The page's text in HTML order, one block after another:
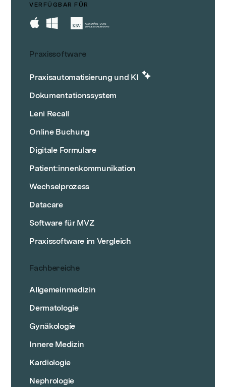
VERFÜGBAR FÜR
Praxissoftware
Praxisautomatisierung und KI
Dokumentationssystem
Leni Recall
Online Buchung
Digitale Formulare
Patient:innenkommunikation
Wechselprozess
Datacare
Software für MVZ
Praxissoftware im Vergleich
Fachbereiche
Allgemeinmedizin
Dermatologie
Gynäkologie
Innere Medizin
Kardiologie
Nephrologie